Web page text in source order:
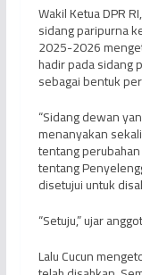
Wakil Ketua DPR
sidang paripurna
2025-2026
hadir pada sidang
sebagai bentuk
“Sidang dewan
menanyakan
tentang
tentang
disetujui untuk
“Setuju,” ujar
Lalu Cucun